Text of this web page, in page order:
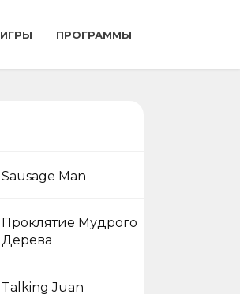
ИГРЫ ПРОГРАММЫ
Sausage Man
Проклятие Мудрого
Дерева
Talking Juan